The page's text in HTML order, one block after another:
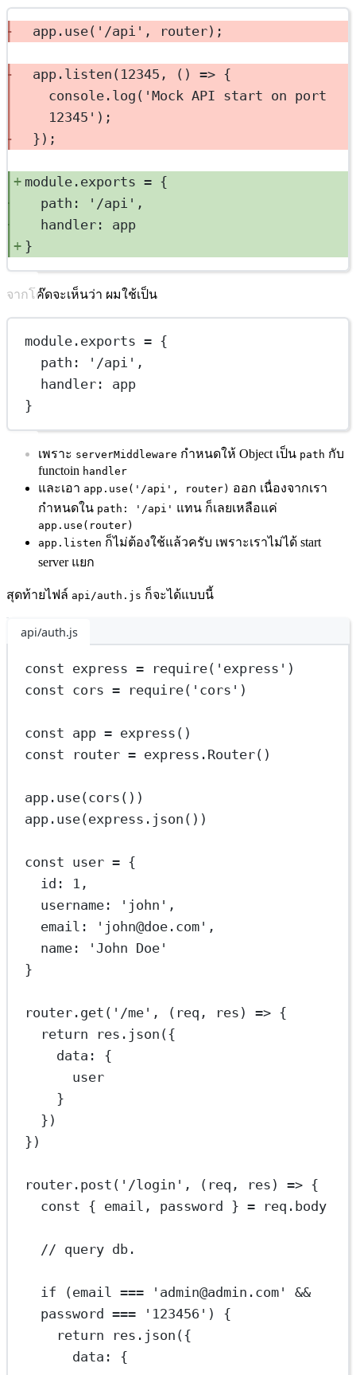
app.use('/api', router);
app.listen(12345, () => {
console.log('Mock API start on port
12345');
});
module.exports = {
path: '/api',
handler: app
}
จากโค๊ดจะเห็นว่า ผมใช้เป็น
module . exports = {
path:
'/api' ,
handler: app
}
เพราะ serverMiddleware กำหนดให้ Object เป็น path กับ
functoin handler
และเอา app.use('/api', router) ออก เนื่องจากเรา
กำหนดใน path: '/api' แทน ก็เลยเหลือแค่
app.use(router)
app.listen ก็ไม่ต้องใช้แล้วครับ เพราะเราไม่ได้ start
server แยก
สุดท้ายไฟล์ api/auth.js ก็จะได้แบบนี้
api/auth.js
const express = require( 'express' )
const cors = require( 'cors' )
const app = express ()
const
router = express. Router()
app. use(cors ())
app. use(express. json ())
const user = {
id: 1 ,
username:
'john' ,
email:
'john@doe.com' ,
name:
'John Doe'
}
router. get ( '/me' , ( req , res ) => {
return res. json ({
data: {
user
}
})
})
router. post ( '/login' , ( req , res ) => {
const { email , password } = req.body
// query db.
if (email === 'admin@admin.com'
&&
password === '123456' ) {
return res. json ({
data: {